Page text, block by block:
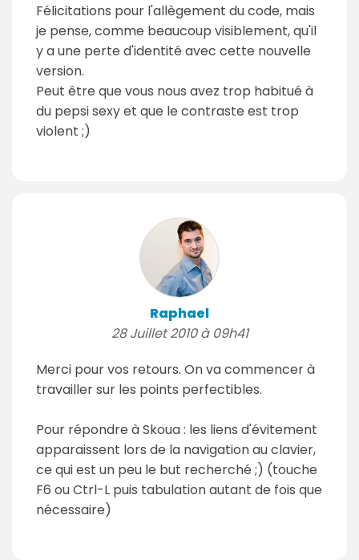
Félicitations pour l'allègement du code, mais
je pense, comme beaucoup visiblement, qu'il
y a une perte d'identité avec cette nouvelle
version.
Peut être que vous nous avez trop habitué à
du pepsi sexy et que le contraste est trop
violent ;)
Raphael
28 Juillet 2010 à 09h41
Merci pour vos retours. On va commencer à
travailler sur les points perfectibles.
Pour répondre à Skoua : les liens d'évitement
apparaissent lors de la navigation au clavier,
ce qui est un peu le but recherché ;) (touche
F6 ou Ctrl-L puis tabulation autant de fois que
nécessaire)